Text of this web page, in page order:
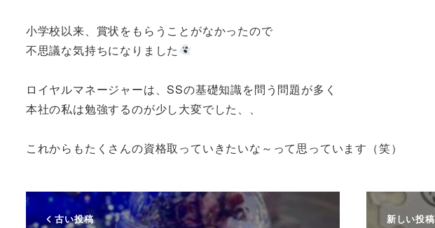
小学校以来、賞状をもらうことがなかったので
不思議な気持ちになりました
ロイヤルマネージャーは、SSの基礎知識を問う問題が多く
本社の私は勉強するのが少し大変でした、、
これからもたくさんの資格取っていきたいな～って思っています（笑）
古い投稿 新しい投稿